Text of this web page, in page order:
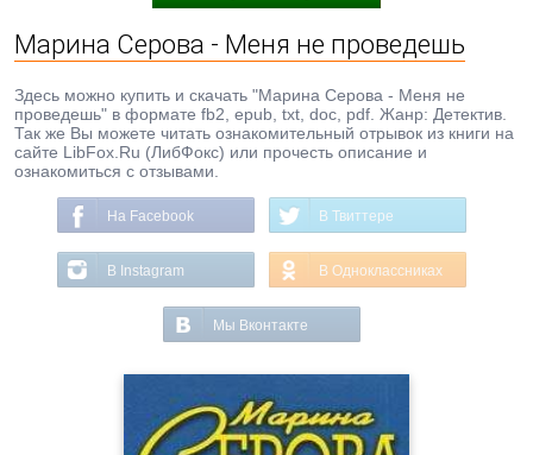
Марина Серова - Меня не проведешь
Здесь можно купить и скачать "Марина Серова - Меня не
проведешь" в формате fb2, epub, txt, doc, pdf. Жанр: Детектив.
Так же Вы можете читать ознакомительный отрывок из книги на
сайте LibFox.Ru (ЛибФокс) или прочесть описание и
ознакомиться с отзывами.
На Facebook В Твиттере
В Instagram В Одноклассниках
Мы Вконтакте